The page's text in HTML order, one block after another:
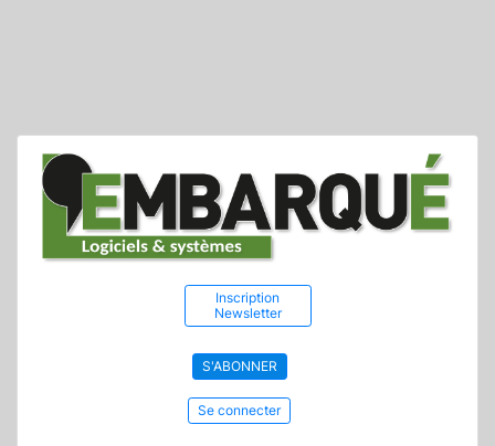
Inscription
Newsletter
S'ABONNER
Se connecter